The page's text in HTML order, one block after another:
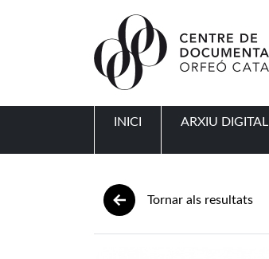
INICI ARXIU DIGITAL
Tornar als resultats